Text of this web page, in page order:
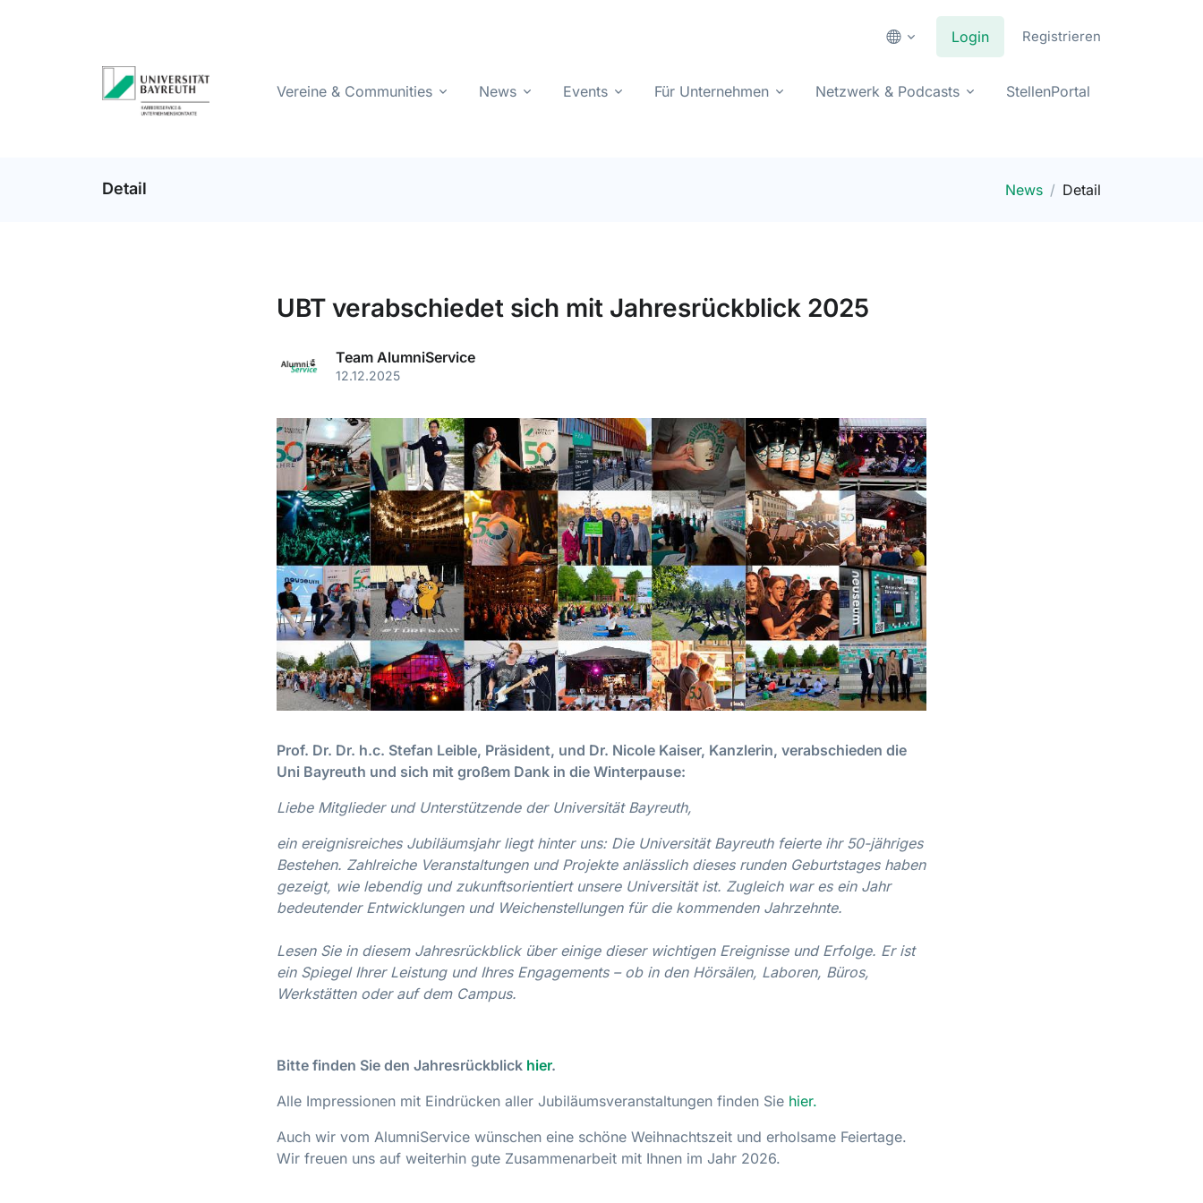
Login Registrieren
Vereine & Communities News Events Für Unternehmen Netzwerk & Podcasts StellenPortal
Detail News Detail
UBT verabschiedet sich mit Jahresrückblick 2025
Team AlumniService
12.12.2025
Prof. Dr. Dr. h.c. Stefan Leible, Präsident, und Dr. Nicole Kaiser, Kanzlerin, verabschieden die
Uni Bayreuth und sich mit großem Dank in die Winterpause:
Liebe Mitglieder und Unterstützende der Universität Bayreuth,
ein ereignisreiches Jubiläumsjahr liegt hinter uns: Die Universität Bayreuth feierte ihr 50-jähriges
Bestehen. Zahlreiche Veranstaltungen und Projekte anlässlich dieses runden Geburtstages haben
gezeigt, wie lebendig und zukunftsorientiert unsere Universität ist. Zugleich war es ein Jahr
bedeutender Entwicklungen und Weichenstellungen für die kommenden Jahrzehnte.
Lesen Sie in diesem Jahresrückblick über einige dieser wichtigen Ereignisse und Erfolge. Er ist
ein Spiegel Ihrer Leistung und Ihres Engagements – ob in den Hörsälen, Laboren, Büros,
Werkstätten oder auf dem Campus.
Bitte finden Sie den Jahresrückblick hier.
Alle Impressionen mit Eindrücken aller Jubiläumsveranstaltungen finden Sie hier.
Auch wir vom AlumniService wünschen eine schöne Weihnachtszeit und erholsame Feiertage.
Wir freuen uns auf weiterhin gute Zusammenarbeit mit Ihnen im Jahr 2026.